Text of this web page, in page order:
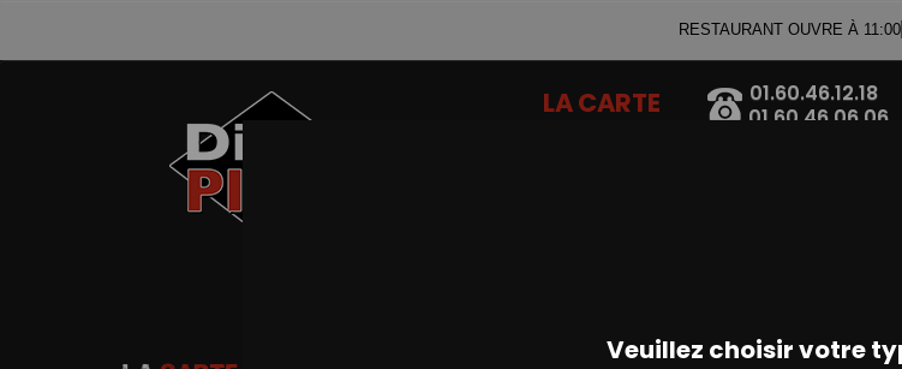
RESTAURANT OUVRE À 11:00
LA CARTE
01.60.46.12.18
01.60.46.06.06
BOISSONS